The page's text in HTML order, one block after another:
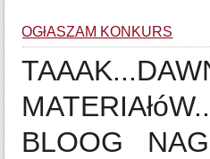
OGłASZAM KONKURS
BLOOG